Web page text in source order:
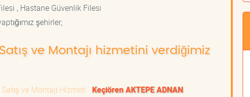
, Hastane Güvenlik Filesi
şehirler;
ve Montajı hizmetini verdiğimiz
ve Montajı Hizmeti
Keçiören AKTEPE ADNAN